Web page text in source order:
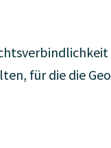
für die die